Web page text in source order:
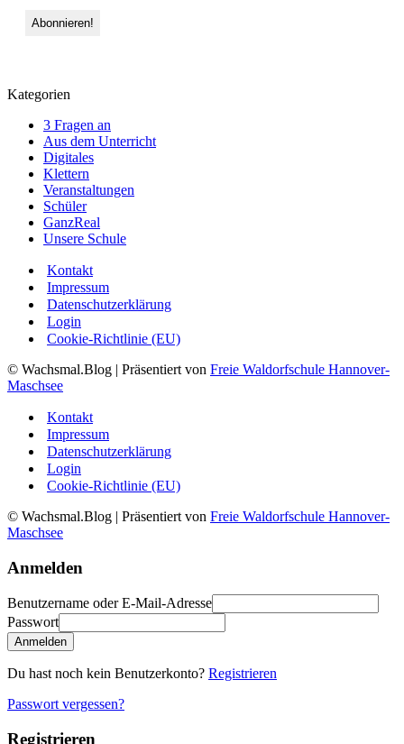
Kategorien
3 Fragen an
Aus dem Unterricht
Digitales
Klettern
Veranstaltungen
Schüler
GanzReal
Unsere Schule
Kontakt
Impressum
Datenschutzerklärung
Login
Cookie-Richtlinie (EU)
© Wachsmal.Blog | Präsentiert von Freie Waldorfschule Hannover-
Maschsee
Kontakt
Impressum
Datenschutzerklärung
Login
Cookie-Richtlinie (EU)
© Wachsmal.Blog | Präsentiert von Freie Waldorfschule Hannover-
Maschsee
Anmelden
Benutzername oder E-Mail-Adresse
Passwort
Anmelden
Du hast noch kein Benutzerkonto? Registrieren
Passwort vergessen?
Registrieren